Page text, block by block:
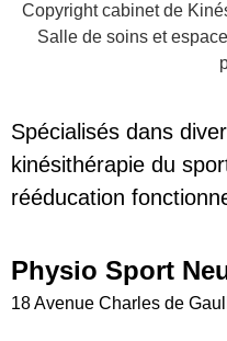
Copyright cabinet de
Salle de soins et
Spécialisés dans
kinésithérapie du
rééducation
Physio Sport
18 Avenue Charles de